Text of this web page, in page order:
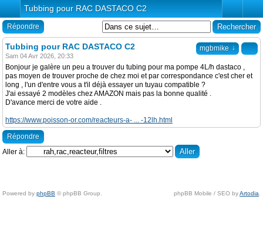
Tubbing pour RAC DASTACO C2
Répondre
mgbmike ↓
Tubbing pour RAC DASTACO C2
Sam 04 Avr 2026, 20:33
Bonjour je galère un peu a trouver du tubing pour ma pompe 4L/h dastaco ,
pas moyen de trouver proche de chez moi et par correspondance c'est cher et
long , l'un d'entre vous a t'il déjà essayer un tuyau compatible ?
J'ai essayé 2 modèles chez AMAZON mais pas la bonne qualité .
D'avance merci de votre aide .
https://www.poisson-or.com/reacteurs-a- ... -12lh.html
Répondre
Aller à:
Powered by phpBB © phpBB Group. phpBB Mobile / SEO byArtodia